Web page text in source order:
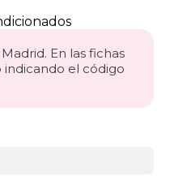
En las fichas
indicando el código